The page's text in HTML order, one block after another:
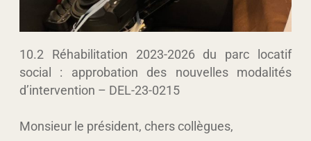
10.2 Réhabilitation 2023-2026 du parc locatif
social : approbation des nouvelles modalités
d’intervention – DEL-23-0215
Monsieur le président, chers collègues,